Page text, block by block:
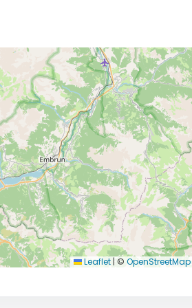
Leaflet | © OpenStreetMap